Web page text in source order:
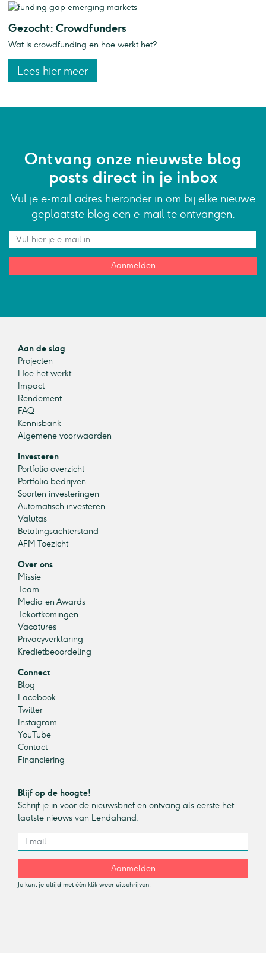
Gezocht: Crowdfunders
Wat is crowdfunding en hoe werkt het?
Lees hier meer
Ontvang onze nieuwste blog
posts direct in je inbox
Vul je e-mail adres hieronder in om bij elke nieuwe
geplaatste blog een e-mail te ontvangen.
Aanmelden
Aan de slag
Projecten
Hoe het werkt
Impact
Rendement
FAQ
Kennisbank
Algemene voorwaarden
Investeren
Portfolio overzicht
Portfolio bedrijven
Soorten investeringen
Automatisch investeren
Valutas
Betalingsachterstand
AFM Toezicht
Over ons
Missie
Team
Media en Awards
Tekortkomingen
Vacatures
Privacyverklaring
Kredietbeoordeling
Connect
Blog
Facebook
Twitter
Instagram
YouTube
Contact
Financiering
Blijf op de hoogte!
Schrijf je in voor de nieuwsbrief en ontvang als eerste het
laatste nieuws van Lendahand.
Aanmelden
Je kunt je altijd met één klik weer uitschrijven.